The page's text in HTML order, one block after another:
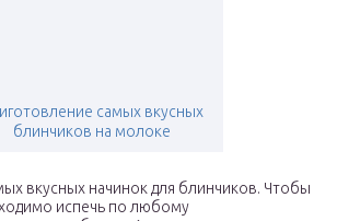
самых вкусных
блинчиков на молоке
вкусных начинок для блинчиков. Чтобы
испечь по любому